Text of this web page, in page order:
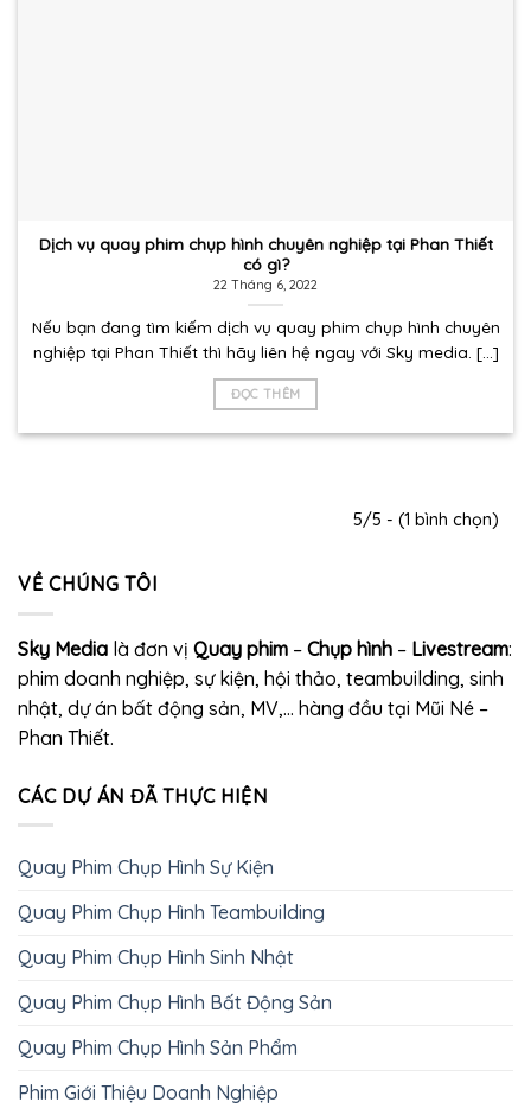
Dịch vụ quay phim chụp hình chuyên nghiệp tại Phan Thiết
có gì?
22 Tháng 6, 2022
Nếu bạn đang tìm kiếm dịch vụ quay phim chụp hình chuyên
nghiệp tại Phan Thiết thì hãy liên hệ ngay với Sky media. [...]
ĐỌC THÊM
5/5 - (1 bình chọn)
VỀ CHÚNG TÔI
Sky Media là đơn vị Quay phim – Chụp hình – Livestream:
phim doanh nghiệp, sự kiện, hội thảo, teambuilding, sinh
nhật, dự án bất động sản, MV,… hàng đầu tại Mũi Né –
Phan Thiết.
CÁC DỰ ÁN ĐÃ THỰC HIỆN
Quay Phim Chụp Hình Sự Kiện
Quay Phim Chụp Hình Teambuilding
Quay Phim Chụp Hình Sinh Nhật
Quay Phim Chụp Hình Bất Động Sản
Quay Phim Chụp Hình Sản Phẩm
Phim Giới Thiệu Doanh Nghiệp